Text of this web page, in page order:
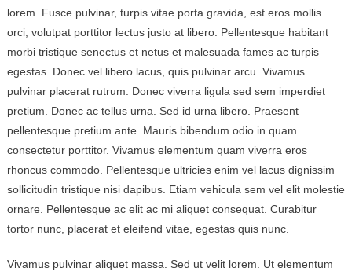
lorem. Fusce pulvinar, turpis vitae porta gravida, est eros mollis
orci, volutpat porttitor lectus justo at libero. Pellentesque habitant
morbi tristique senectus et netus et malesuada fames ac turpis
egestas. Donec vel libero lacus, quis pulvinar arcu. Vivamus
pulvinar placerat rutrum. Donec viverra ligula sed sem imperdiet
pretium. Donec ac tellus urna. Sed id urna libero. Praesent
pellentesque pretium ante. Mauris bibendum odio in quam
consectetur porttitor. Vivamus elementum quam viverra eros
rhoncus commodo. Pellentesque ultricies enim vel lacus dignissim
sollicitudin tristique nisi dapibus. Etiam vehicula sem vel elit molestie
ornare. Pellentesque ac elit ac mi aliquet consequat. Curabitur
tortor nunc, placerat et eleifend vitae, egestas quis nunc.
Vivamus pulvinar aliquet massa. Sed ut velit lorem. Ut elementum